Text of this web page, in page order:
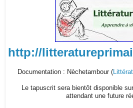
http://
Documentation : Nèchetambour (
Le tapuscrit sera bientôt disponible
attendant une future